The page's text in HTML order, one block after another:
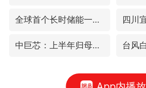
全球首个长时储能一体化产业园量产
中巨芯：上半年归母净利润1405.77万元